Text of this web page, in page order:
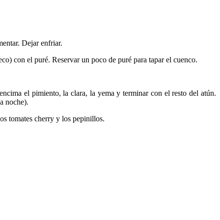
Dejar enfriar.
con el puré. Reservar un poco de puré para tapar el cuenco.
el pimiento, la clara, la yema y terminar con el resto del atún.
noche).
tomates cherry y los pepinillos.